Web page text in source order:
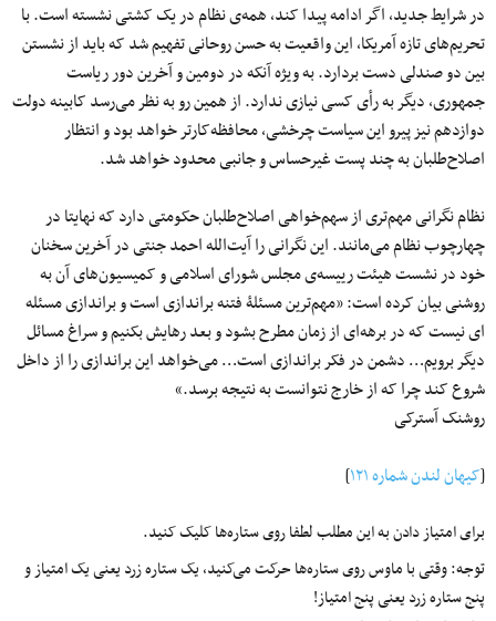
در شرایط جدید، اگر ادامه پیدا کند، همه‌ی نظام در یک کشتی نشسته است. با
تحریم‌های تازه آمریکا، این واقعیت به حسن روحانی تفهیم شد که باید از نشستن
بین دو صندلی دست بردارد. به ویژه آنکه در دومین و آخرین دور ریاست
جمهوری، دیگر به رأی کسی نیازی ندارد. از همین رو به نظر می‌رسد کابینه دولت
دوازدهم نیز پیرو این سیاست چرخشی، محافظه‌کار‌تر خواهد بود و انتظار
اصلاح‌طلبان به چند پست غیرحساس و جانبی محدود خواهد شد.
نظام نگرانی مهم‌تری از سهم‌خواهی اصلاح‌طلبان حکومتی دارد که نهایتا در
چهارچوب نظام می‌مانند. این نگرانی را آیت‌الله احمد جنتی در آخرین سخنان
خود در نشست هیئت رییسه‌ی مجلس شورای اسلامی و کمیسیون‌های آن به
روشنی بیان کرده است:‌ «مهم‌ترین مسئلۀ فتنه براندازی است و براندازی مسئله
ای نیست که در برهه‌ای از زمان مطرح بشود و بعد رهایش بکنیم و سراغ مسائل
دیگر برویم… دشمن در فکر براندازی است… می‌خواهد این براندازی را از داخل
شروع کند چرا که از خارج نتوانست به نتیجه برسد.»
روشنک آسترکی
[کیهان لندن شماره ۱۲۱ ]
برای امتیاز دادن به این مطلب لطفا روی ستاره‌ها کلیک کنید.
توجه: وقتی با ماوس روی ستاره‌ها حرکت می‌کنید، یک ستاره زرد یعنی یک امتیاز و
پنج ستاره زرد یعنی پنج امتیاز!